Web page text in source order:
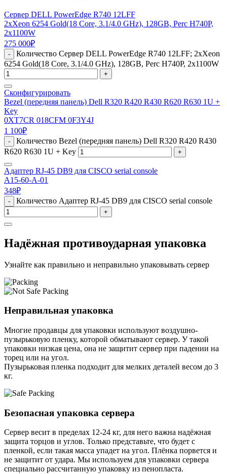
Сервер DELL PowerEdge R740 12LFF
2xXeon 6254 Gold(18 Core, 3.1/4.0 GHz), 128GB, Perc H740P,
2x1100W
275 000₽
-
Количество Сервер DELL PowerEdge R740 12LFF; 2xXeon
6254 Gold(18 Core, 3.1/4.0 GHz), 128GB, Perc H740P, 2x1100W
+
Сконфигурировать
Bezel (передняя панель) Dell R320 R420 R430 R620 R630 1U +
Key
0XT7CR 018CFM 0F3Y4J
1 100₽
-
Количество Bezel (передняя панель) Dell R320 R420 R430
R620 R630 1U + Key
+
Адаптер RJ-45 DB9 для CISCO serial console
A15-60-A-01
348₽
- Количество Адаптер RJ-45 DB9 для CISCO serial console
+
Надёжная противоударная упаковка
Узнайте как правильно и неправильно упаковывать сервер
Неправильная упаковка
Многие продавцы для упаковки используют воздушно-
пузырьковую пленку, которой обматывают сервер. У такой
упаковки низкая цена, она не защитит сервер при падении на
торец или на угол.
Пузырьковая пленка подходит для мелких деталей весом до 3
кг.
Безопасная упаковка сервера
Сервер весит в пределах 12-24 кг, для него важна надёжная
защита торцов и углов. Только представьте, что будет с
пленкой, если такая масса упадет на угол. Плёнка порвется и
не защитит от удара. Мы используем для упаковки сервера
специально расcчитанную упаковку из пенопласта.